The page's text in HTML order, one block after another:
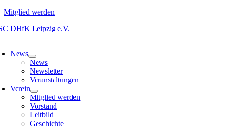
Mitglied werden
Zum
News
News
Newsletter
Veranstaltungen
Verein
Mitglied werden
Vorstand
Leitbild
Geschichte